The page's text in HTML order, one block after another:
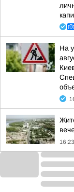
На
16:23